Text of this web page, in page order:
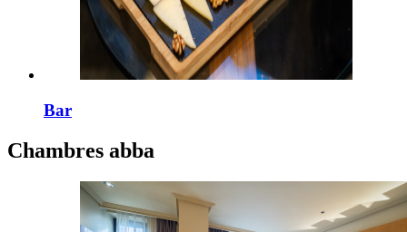
Bar
Chambres abba